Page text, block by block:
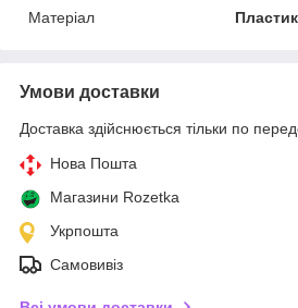
Матеріал
Пластик
Умови доставки
Доставка здійснюється тільки по
Нова Пошта
Магазини Rozetka
Укрпошта
Самовивіз